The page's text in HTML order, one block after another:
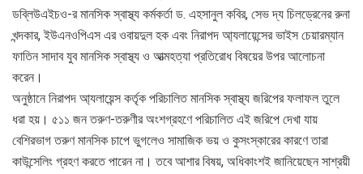
ডব্লিউএইচও-র মানসিক স্বাস্থ্য কর্মকর্তা ড. এহসানুল কবির, সেভ দ্য চিলড্রেনের রুনা
খন্দকার, ইউএনওপিএস এর ওবায়দুল হক এবং নিরাপদ আ্যলায়েন্সের ভাইস চেয়ারম্যান
ফাতিন সাদাব যুব মানসিক স্বাস্থ্য ও আত্মহত্যা প্রতিরোধ বিষয়ের উপর আলোচনা
করেন।
অনুষ্ঠানে নিরাপদ আ্যলায়েন্স কর্তৃক পরিচালিত মানসিক স্বাস্থ্য জরিপের ফলাফল তুলে
ধরা হয়। ৫১১ জন তরুণ-তরুণীর অংশগ্রহণে পরিচালিত এই জরিপে দেখা যায়
বেশিরভাগ তরুণ মানসিক চাপে ভুগলেও সামাজিক ভয় ও কুসংস্কারের কারণে তারা
কাউন্সেলিং গ্রহণ করতে পারেন না। তবে আশার বিষয়, অধিকাংশই জানিয়েছেন সাশ্রয়ী